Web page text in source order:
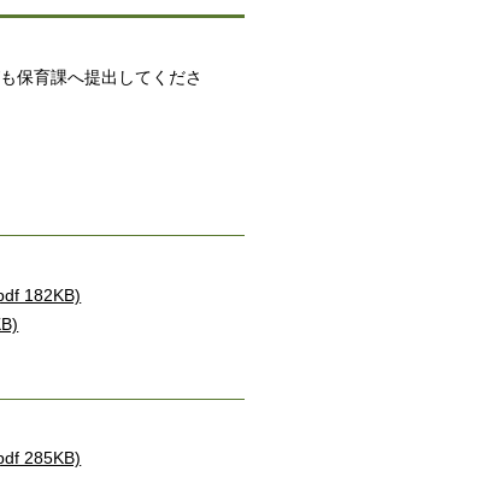
保育課へ提出してくださ
182KB)
285KB)